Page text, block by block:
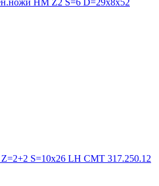
S=10x26 LH CMT 317.250.12